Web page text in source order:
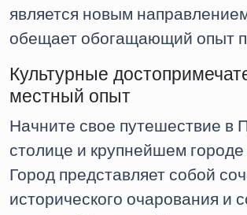
является новым
обещает обогащающий опыт
Культурные
местный опыт
Начните свое путешествие в
столице и крупнейшем городе
Город представляет собой
исторического очарования и